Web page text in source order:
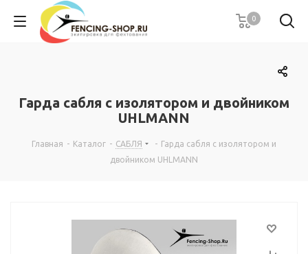
0
Гарда сабля с изолятором и двойником
UHLMANN
Главная - Каталог - САБЛЯ - Гарда сабля с изолятором и
двойником UHLMANN